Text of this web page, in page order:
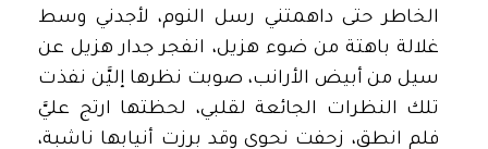
الخاطر حتى داهمتني رسل النوم، لأجدني وسط
غلالة باهتة من ضوء هزيل، انفجر جدار هزيل عن
سيل من أبيض الأرانب، صوبت نظرها إليَّن نفذت
تلك النظرات الجائعة لقلبي، لحظتها ارتج عليَّ
فلم انطق، زحفت نحوي وقد برزت أنيابها ناشبة،